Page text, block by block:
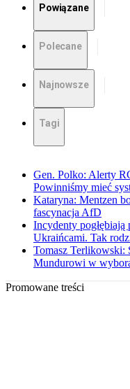
Powiązane
Polecane
Najnowsze
Tagi
Gen. Polko: Alerty
Powinniśmy mieć
Kataryna: Mentzen
fascynacja AfD
Incydenty pogłębiają
Ukraińcami. Tak
Tomasz Terlikowski:
Mundurowi w
Promowane treści